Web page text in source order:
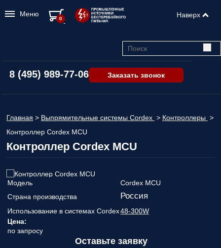
8 (495) 989-77-06 Заказать звонок
Главная > Выпрямительные системы Cordex > Контроллеры >
Контроллер Cordex MCU
Контроллер Cordex MCU
Модель
Cordex MCU
Страна производства
Россия
Использование в системах Cordex48-300W
Цена:
по запросу
Оставьте заявку
Меню Наверх
0